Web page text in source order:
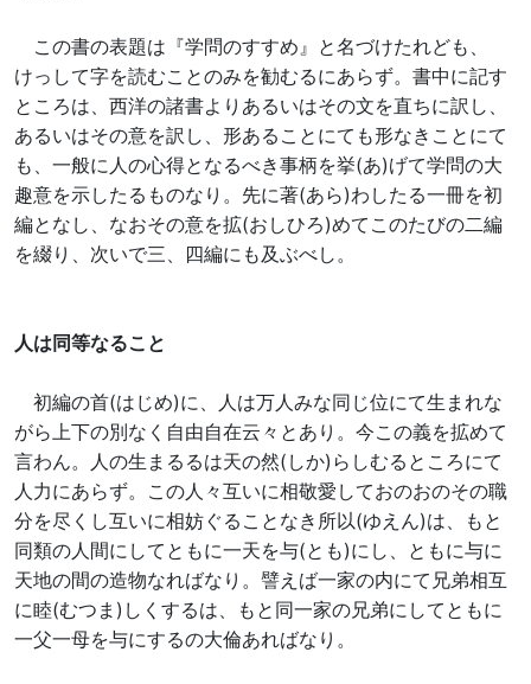
この書の表題は『学問のすすめ』と名づけたれども、
けっして字を読むことのみを勧むるにあらず。書中に記す
ところは、西洋の諸書よりあるいはその文を直ちに訳し、
あるいはその意を訳し、形あることにても形なきことにて
も、一般に人の心得となるべき事柄を挙(あ)げて学問の大
趣意を示したるものなり。先に著(あら)わしたる一冊を初
編となし、なおその意を拡(おしひろ)めてこのたびの二編
を綴り、次いで三、四編にも及ぶべし。
人は同等なること
初編の首(はじめ)に、人は万人みな同じ位にて生まれな
がら上下の別なく自由自在云々とあり。今この義を拡めて
言わん。人の生まるるは天の然(しか)らしむるところにて
人力にあらず。この人々互いに相敬愛しておのおのその職
分を尽くし互いに相妨ぐることなき所以(ゆえん)は、もと
同類の人間にしてともに一天を与(とも)にし、ともに与に
天地の間の造物なればなり。譬えば一家の内にて兄弟相互
に睦(むつま)しくするは、もと同一家の兄弟にしてともに
一父一母を与にするの大倫あればなり。